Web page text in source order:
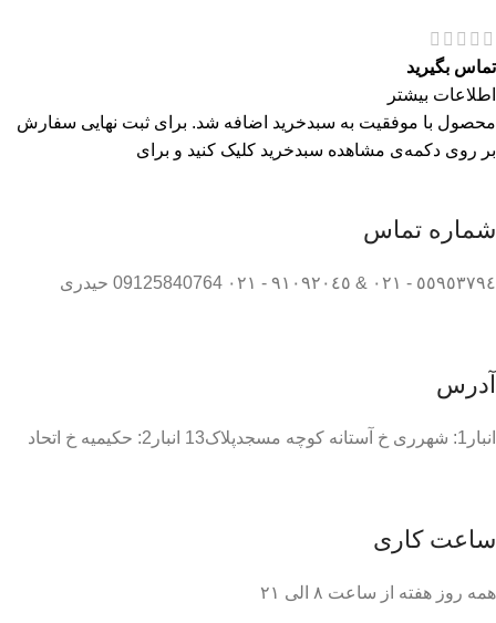
تماس بگیرید
اطلاعات بیشتر
محصول با موفقیت به سبدخرید اضافه شد. برای ثبت نهایی سفارش
بر روی دکمه‌ی مشاهده سبدخرید کلیک کنید و برای
شماره تماس
٥٥٩٥٣٧٩٤ - ٠٢١ & ٩١٠٩٢٠٤٥ - ٠٢١ 09125840764 حیدری
آدرس
انبار1: شهرری خ آستانه کوچه مسجدپلاک13 انبار2: حکیمیه خ اتحاد
ساعت کاری
همه روز هفته از ساعت ٨ الی ۲۱